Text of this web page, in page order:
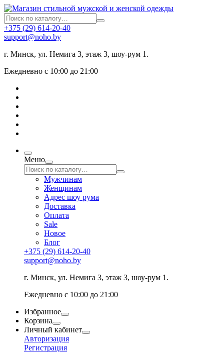
+375 (29) 614-20-40
support@noho.by
г. Минск, ул. Немига 3, этаж 3, шоу-рум 1.
Ежедневно с 10:00 до 21:00
Меню
Мужчинам
Женщинам
Адрес шоу рума
Доставка
Оплата
Sale
Новое
Блог
+375 (29) 614-20-40
support@noho.by
г. Минск, ул. Немига 3, этаж 3, шоу-рум 1.
Ежедневно с 10:00 до 21:00
Избранное
Корзина
Личный кабинет
Авторизация
Регистрация